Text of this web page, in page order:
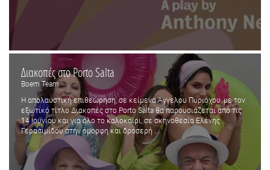
Διακοπές στο Porto Salta
Boem Team
Η απολαυστική επιθεώρηση, σε κείμενα Άγγελου Πυριόχου, με τον
εξωτικό τίτλο Διακοπές στο Porto Salta θα παρουσιάζεται από τις
14 Ιουνίου και για όλο το καλοκαίρι, σε σκηνοθεσία Ελένης
Γερασιμίδου στην όμορφη και δροσερή ...